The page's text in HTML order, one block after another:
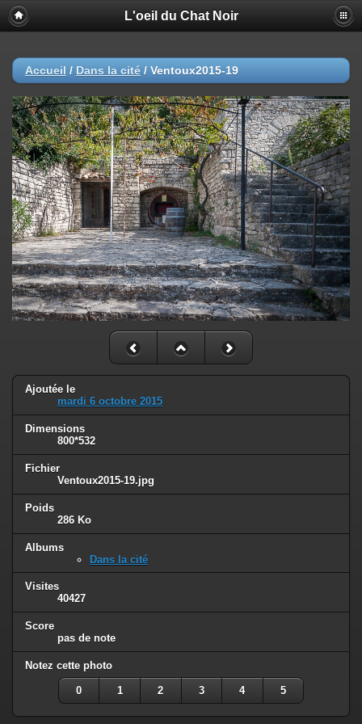
L'oeil du Chat Noir
Accueil / Dans la cité / Ventoux2015-19
Ajoutée le
mardi 6 octobre 2015
Dimensions
800*532
Fichier
Ventoux2015-19.jpg
Poids
286 Ko
Albums
Dans la cité
Visites
40427
Score
pas de note
Notez cette photo
0 1 2 3 4 5